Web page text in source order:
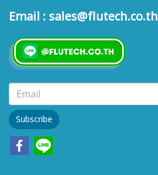
Email : sales@flutech.co.th
Subscribe